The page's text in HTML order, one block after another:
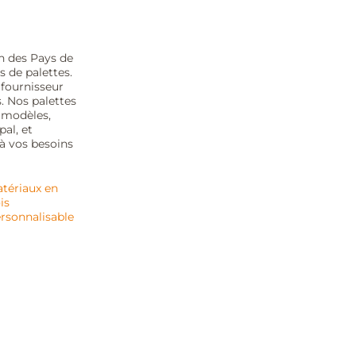
des Pays de
de palettes.
Nos palettes
et
vos besoins
en